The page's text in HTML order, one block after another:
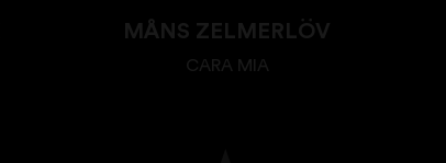
MÅNS ZELMERLÖV
CARA MIA